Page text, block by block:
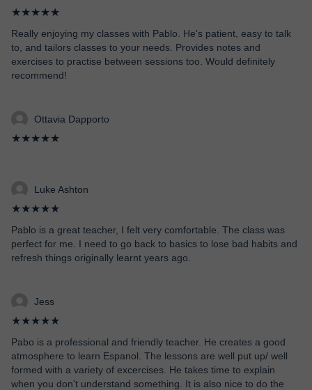
★★★★★
Really enjoying my classes with Pablo. He's patient, easy to talk
to, and tailors classes to your needs. Provides notes and
exercises to practise between sessions too. Would definitely
recommend!
Ottavia Dapporto
★★★★★
Luke Ashton
★★★★★
Pablo is a great teacher, I felt very comfortable. The class was
perfect for me. I need to go back to basics to lose bad habits and
refresh things originally learnt years ago.
Jess
★★★★★
Pabo is a professional and friendly teacher. He creates a good
atmosphere to learn Espanol. The lessons are well put up/ well
formed with a variety of excercises. He takes time to explain
when you don't understand something. It is also nice to do the